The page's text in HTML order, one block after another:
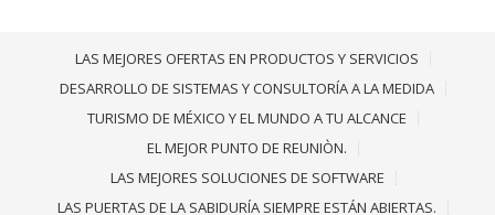
LAS MEJORES OFERTAS EN PRODUCTOS Y SERVICIOS
DESARROLLO DE SISTEMAS Y CONSULTORÍA A LA MEDIDA
TURISMO DE MÉXICO Y EL MUNDO A TU ALCANCE
EL MEJOR PUNTO DE REUNIÒN.
LAS MEJORES SOLUCIONES DE SOFTWARE
LAS PUERTAS DE LA SABIDURÍA SIEMPRE ESTÁN ABIERTAS.